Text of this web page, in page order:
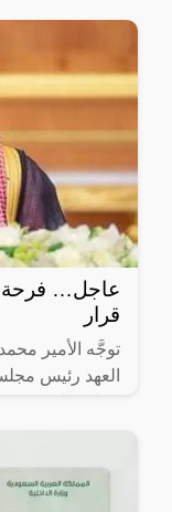
بإحلال
عاجل… فرحة
قرار
توجَّه الأمير
العهد رئيس